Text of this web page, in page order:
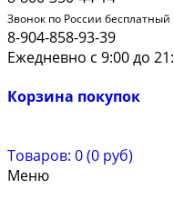
Звонок по России бесплатный
8-904-858-93-39
Ежедневно с 9:00 до
Корзина покупок
Товаров: 0 (0 руб)
Меню